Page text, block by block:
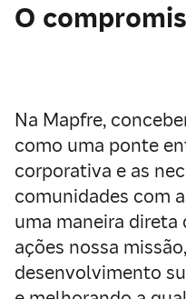
O
Na Mapfre,
como uma ponte
corporativa e as
comunidades com
uma maneira direta
ações nossa
desenvolvimento